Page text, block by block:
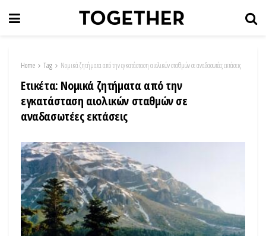
Home Tag Νομικά ζητήματα από την εγκατάσταση αιολικών σταθμών σε αναδασωτέες εκτάσεις
Ετικέτα: Νομικά ζητήματα από την
εγκατάσταση αιολικών σταθμών σε
αναδασωτέες εκτάσεις